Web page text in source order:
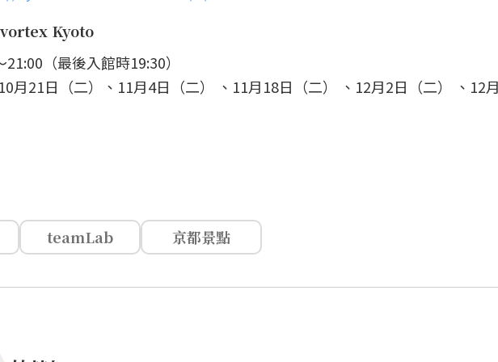
Kyoto
（最後入館時19:30）
月21日（二）、11月4日（二） 、11月18日（二） 、12月2日（二） 、12
teamLab 京都景點